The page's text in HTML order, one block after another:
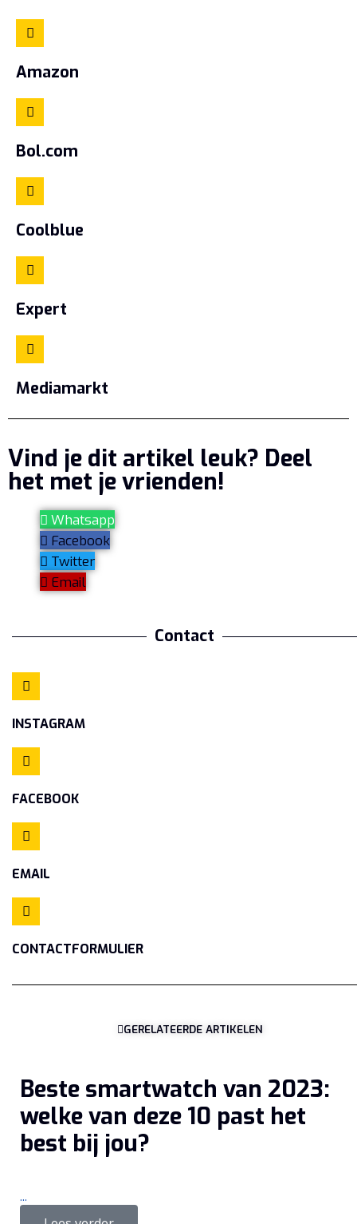
Amazon
Bol.com
Coolblue
Expert
Mediamarkt
Vind je dit artikel leuk? Deel
het met je vrienden!
Whatsapp
Facebook
Twitter
Email
Contact
INSTAGRAM
FACEBOOK
EMAIL
CONTACTFORMULIER
GERELATEERDE ARTIKELEN
Beste smartwatch van 2023:
welke van deze 10 past het
best bij jou?
...